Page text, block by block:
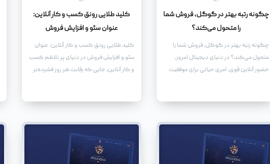
چگونه رتبه بهتر در گوگل، فروش شما
را متحول می‌کند؟
چگونه رتبه بهتر در گوگل، فروش شما را
متحول می‌کند؟ در دنیای دیجیتال امروز،
حضور آنلاین قوی، امری حیاتی برای موفقیت
کلید طلایی رونق کسب و کار آنلاین:
عنوان سئو و افزایش فروش
کلید طلایی رونق کسب و کار آنلاین: عنوان
سئو و افزایش فروش در دنیای پر تلاطم کسب
و کار آنلاین، جایی که رقابت هر روز فشرده‌تر
بلکه بازدیدکنندگان را نیز ترغیب به کلیک و
تعامل کند.